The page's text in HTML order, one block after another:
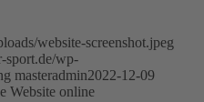
website-screenshot.jpeg
sport.de/wp-
masteradmin2022-12-09
Website online